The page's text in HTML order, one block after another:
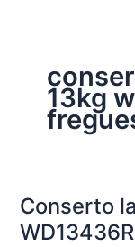
13kg
Conserto